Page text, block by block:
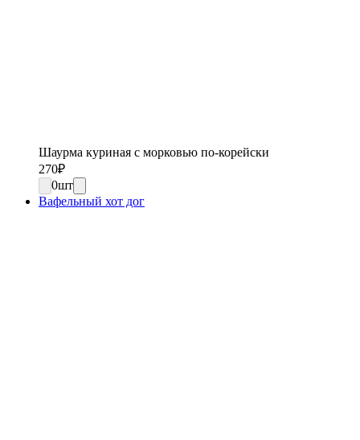
Шаурма куриная с морковью по-корейски
270₽
0шт
Вафельный хот дог